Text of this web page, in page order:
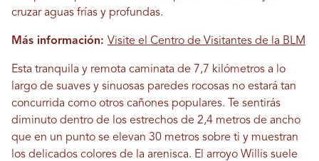
cruzar aguas frías y profundas.
Más información: Visite el Centro de Visitantes de la BLM
Esta tranquila y remota caminata de 7,7 kilómetros a lo
largo de suaves y sinuosas paredes rocosas no estará tan
concurrida como otros cañones populares. Te sentirás
diminuto dentro de los estrechos de 2,4 metros de ancho
que en un punto se elevan 30 metros sobre ti y muestran
los delicados colores de la arenisca. El arroyo Willis suele